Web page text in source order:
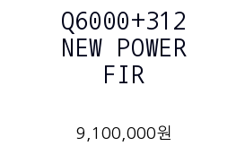
Q6000+312
NEW POWER
FIR
9,100,000원